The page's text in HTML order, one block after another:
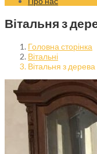
Вітальня з
Головна сторінка
Вітальні
Вітальня з